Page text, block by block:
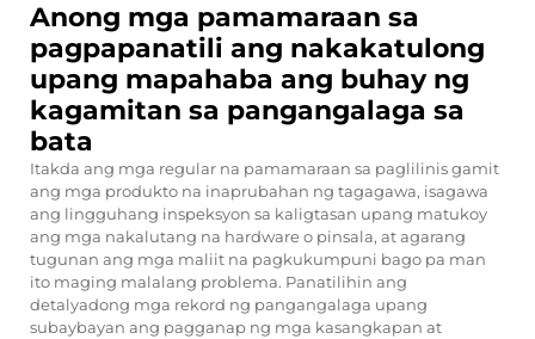
Anong mga pamamaraan sa
pagpapanatili ang nakakatulong
upang mapahaba ang buhay ng
kagamitan sa pangangalaga sa
bata
Itakda ang mga regular na pamamaraan sa paglilinis gamit
ang mga produkto na inaprubahan ng tagagawa, isagawa
ang lingguhang inspeksyon sa kaligtasan upang matukoy
ang mga nakalutang na hardware o pinsala, at agarang
tugunan ang mga maliit na pagkukumpuni bago pa man
ito maging malalang problema. Panatilihin ang
detalyadong mga rekord ng pangangalaga upang
subaybayan ang pagganap ng mga kasangkapan at